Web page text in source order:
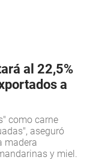
al 22,5%
a
como carne
aseguró
madera
y miel.